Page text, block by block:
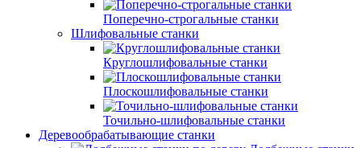
Поперечно-строгальные станки
Шлифовальные станки
Круглошлифовальные станки
Плоскошлифовальные станки
Точильно-шлифовальные станки
Деревообрабатывающие станки